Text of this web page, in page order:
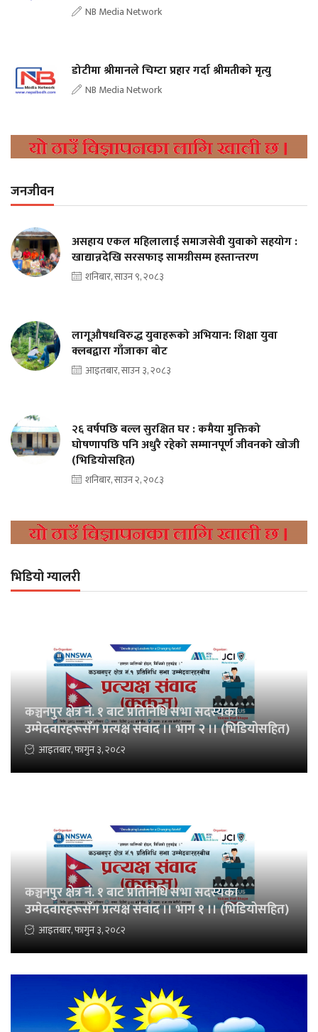
NB Media Network
डोटीमा श्रीमानले चिम्टा प्रहार गर्दा श्रीमतीको मृत्यु
NB Media Network
जनजीवन
असहाय एकल महिलालाई समाजसेवी युवाको सहयोग :
खाद्यान्नदेखि सरसफाइ सामग्रीसम्म हस्तान्तरण
शनिबार, साउन ९, २०८३
लागूऔषधविरुद्ध युवाहरूको अभियान: शिक्षा युवा
क्लबद्वारा गाँजाका बोट
आइतबार, साउन ३, २०८३
२६ वर्षपछि बल्ल सुरक्षित घर : कमैया मुक्तिको
घोषणापछि पनि अधुरै रहेको सम्मानपूर्ण जीवनको खोजी
(भिडियोसहित)
शनिबार, साउन २, २०८३
भिडियो ग्यालरी
कञ्चनपुर क्षेत्र नं. १ बाट प्रतिनिधि सभा सदस्यका
उम्मेदवारहरूसँग प्रत्यक्ष संवाद ।। भाग २ ।। (भिडियोसहित)
आइतबार, फागुन ३, २०८२
कञ्चनपुर क्षेत्र नं. १ बाट प्रतिनिधि सभा सदस्यका
उम्मेदवारहरूसँग प्रत्यक्ष संवाद ।। भाग १ ।। (भिडियोसहित)
आइतबार, फागुन ३, २०८२